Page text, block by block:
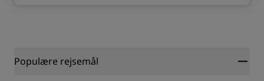
Populære rejsemål